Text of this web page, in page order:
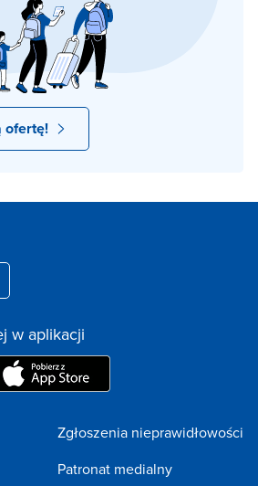
ofertę!
w aplikacji
Zgłoszenia nieprawidłowości
Patronat medialny